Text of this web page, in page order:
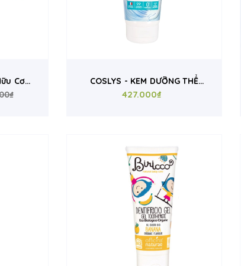
Cơ
Giảm
COSLYS - KEM DƯỠNG THỂ
HỮU CƠ (200ml)
427.000₫